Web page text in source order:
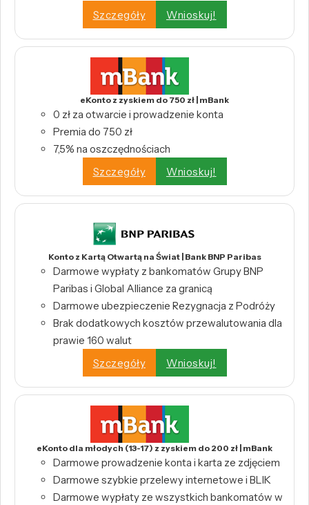
Szczegóły
Wnioskuj!
eKonto z zyskiem do 750 zł | mBank
0 zł za otwarcie i prowadzenie konta
Premia do 750 zł
7,5% na oszczędnościach
Szczegóły
Wnioskuj!
Konto z Kartą Otwartą na Świat | Bank BNP Paribas
Darmowe wypłaty z bankomatów Grupy BNP
Paribas i Global Alliance za granicą
Darmowe ubezpieczenie Rezygnacja z Podróży
Brak dodatkowych kosztów przewalutowania dla
prawie 160 walut
Szczegóły
Wnioskuj!
eKonto dla młodych (13-17) z zyskiem do 200 zł | mBank
Darmowe prowadzenie konta i karta ze zdjęciem
Darmowe szybkie przelewy internetowe i BLIK
Darmowe wypłaty ze wszystkich bankomatów w